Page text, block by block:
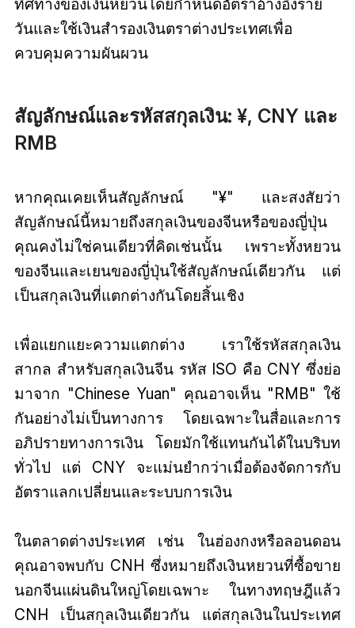
ทิศทางของเงินหยวนโดยกำหนดอัตราอ้างอิงราย
วันและใช้เงินสำรองเงินตราต่างประเทศเพื่อ
ควบคุมความผันผวน
สัญลักษณ์และรหัสสกุลเงิน: ¥, CNY และ
RMB
หากคุณเคยเห็นสัญลักษณ์ "¥" และสงสัยว่า
สัญลักษณ์นี้หมายถึงสกุลเงินของจีนหรือของญี่ปุ่น
คุณคงไม่ใช่คนเดียวที่คิดเช่นนั้น เพราะทั้งหยวน
ของจีนและเยนของญี่ปุ่นใช้สัญลักษณ์เดียวกัน แต่
เป็นสกุลเงินที่แตกต่างกันโดยสิ้นเชิง
เพื่อแยกแยะความแตกต่าง เราใช้รหัสสกุลเงิน
สากล สำหรับสกุลเงินจีน รหัส ISO คือ CNY ซึ่งย่อ
มาจาก "Chinese Yuan" คุณอาจเห็น "RMB" ใช้
กันอย่างไม่เป็นทางการ โดยเฉพาะในสื่อและการ
อภิปรายทางการเงิน โดยมักใช้แทนกันได้ในบริบท
ทั่วไป แต่ CNY จะแม่นยำกว่าเมื่อต้องจัดการกับ
อัตราแลกเปลี่ยนและระบบการเงิน
ในตลาดต่างประเทศ เช่น ในฮ่องกงหรือลอนดอน
คุณอาจพบกับ CNH ซึ่งหมายถึงเงินหยวนที่ซื้อขาย
นอกจีนแผ่นดินใหญ่โดยเฉพาะ ในทางทฤษฎีแล้ว
CNH เป็นสกุลเงินเดียวกัน แต่สกุลเงินในประเทศ